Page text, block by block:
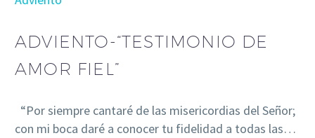
ADVIENTO-“TESTIMONIO DE
AMOR FIEL”
“Por siempre cantaré de las misericordias del Señor;
con mi boca daré a conocer tu fidelidad a todas las…